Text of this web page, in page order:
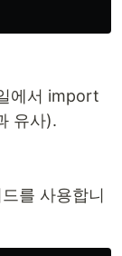
에서 import
유사).
를 사용합니